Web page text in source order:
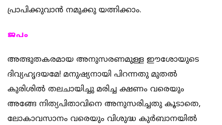
പ്രാപിക്കുവാന്‍ നമുക്കു യത്നിക്കാം.
ജപം
അത്ഭുതകരമായ അനുസരണമുള്ള ഈശോയുടെ
ദിവ്യഹൃദയമേ! മനുഷ്യനായി പിറന്നതു മുതല്‍
കുരിശില്‍ തലചായിച്ചു മരിച്ച ക്ഷണം വരെയും
അങ്ങേ നിത്യപിതാവിനെ അനുസരിച്ചതു കൂടാതെ,
ലോകാവസാനം വരെയും വിശുദ്ധ കുര്‍ബാനയില്‍